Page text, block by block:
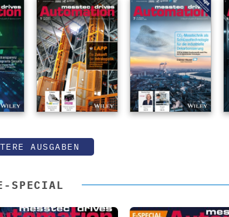
AUSGABEN
SPECIAL